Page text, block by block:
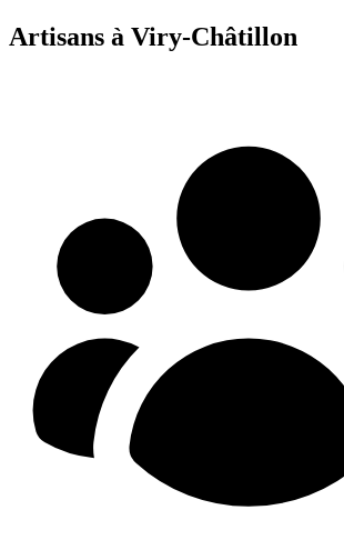
Artisans à Viry-Châtillon